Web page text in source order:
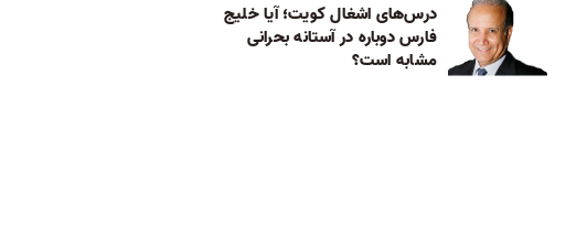
درس‌های اشغال کویت؛ آیا خلیج
فارس دوباره در آستانه بحرانی
مشابه است؟